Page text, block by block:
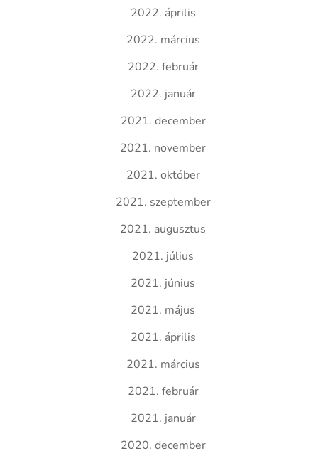
2022. április
2022. március
2022. február
2022. január
2021. december
2021. november
2021. október
2021. szeptember
2021. augusztus
2021. július
2021. június
2021. május
2021. április
2021. március
2021. február
2021. január
2020. december